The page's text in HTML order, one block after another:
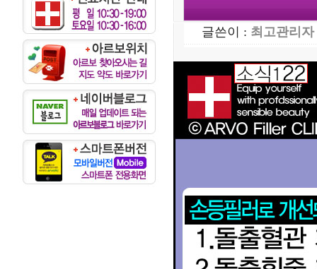
글쓴이 : 최고관리자